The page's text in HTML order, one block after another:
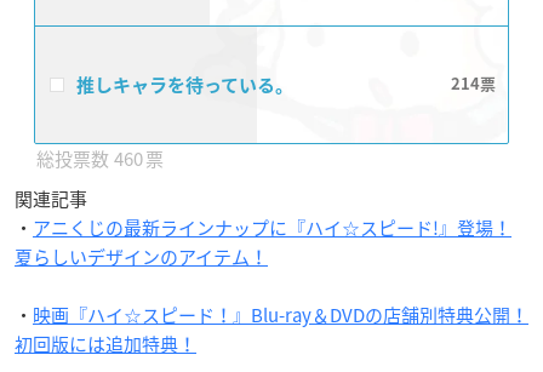
推しキャラを待っている。 214
460
関連記事
・ アニくじの最新ラインナップに『ハイ☆スピード!』登場！
夏らしいデザインのアイテム！
・ 映画『ハイ☆スピード！』Blu-ray＆DVDの店舗別特典公開！
初回版には追加特典！